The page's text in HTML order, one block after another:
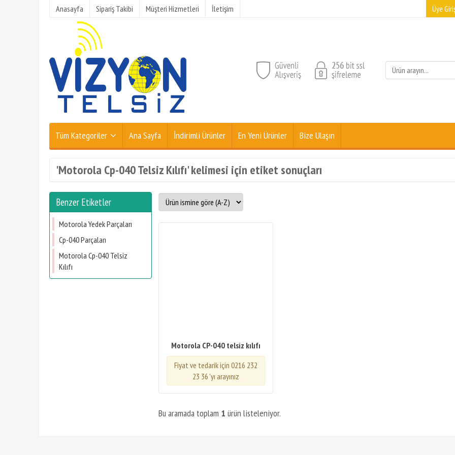
Anasayfa Sipariş Takibi Müşteri Hizmetleri İletişim Üye
Tüm Kategoriler Ana Sayfa İndirimli Ürünler En Yeni Ürünler Bize Ulaşın
'Motorola Cp-040 Telsiz Kılıfı' kelimesi için etiket sonuçları
Benzer Etiketler
Motorola Yedek Parçaları
Cp-040 Parçaları
Motorola Cp-040 Telsiz
Kılıfı
Motorola CP-040 telsiz kılıfı
Fiyat ve tedarik için 0216 232
23 36 'yı arayınız
Bu aramada toplam 1 ürün listeleniyor.